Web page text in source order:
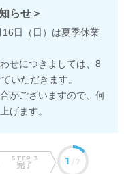
らせ＞
日（日）は夏季休業
せにつきましては、8
いただきます。
がございますので、何
げます。
STEP 3
完了 1 /7